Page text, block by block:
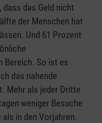
das Geld nicht
der Menschen hat
Und 61 Prozent
Bereich. So ist es
das nahende
Mehr als jeder Dritte
weniger Besuche
als in den Vorjahren.